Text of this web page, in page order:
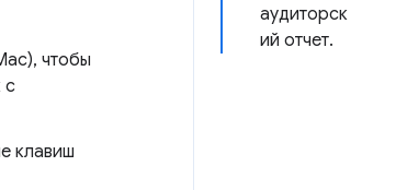
аудиторск
ий отчет.
чтобы
с
клавиш